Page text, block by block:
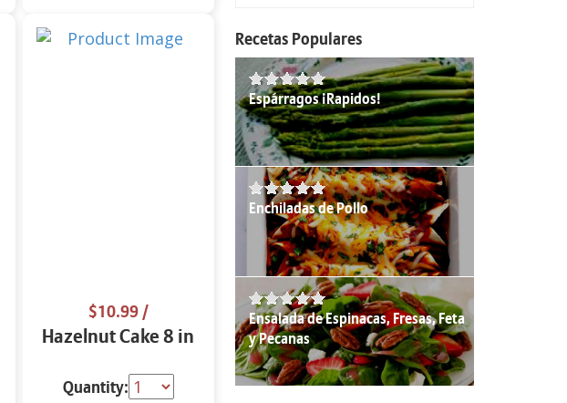
$10.99/
Hazelnut Cake 8 in
Quantity:
Recetas Populares
Espárragos ¡Rapidos!
Enchiladas de Pollo
Ensalada de Espinacas, Fresas, Feta
y Pecanas